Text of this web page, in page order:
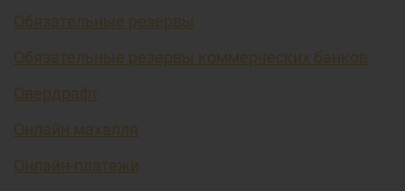
Обязательные резервы
Обязательные резервы коммерческих банков
Овердрафт
Онлайн махалля
Онлайн-платежи